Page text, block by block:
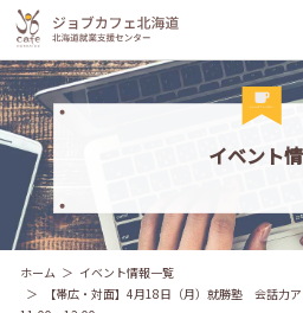
イベント
ホーム
イベント情報一覧
【帯広・対面】4月18日（月）就勝塾 会話力